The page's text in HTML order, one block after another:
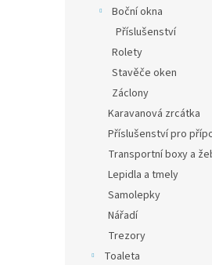
Boční okna
Příslušenství
Rolety
Stavěče oken
Záclony
Karavanová zrcátka
Příslušenství pro
Transportní boxy a
Lepidla a tmely
Samolepky
Nářadí
Trezory
Toaleta